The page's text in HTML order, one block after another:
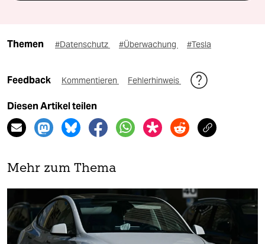
Themen #Datenschutz #Überwachung #Tesla
Feedback Kommentieren Fehlerhinweis
Diesen Artikel teilen
Mehr zum Thema